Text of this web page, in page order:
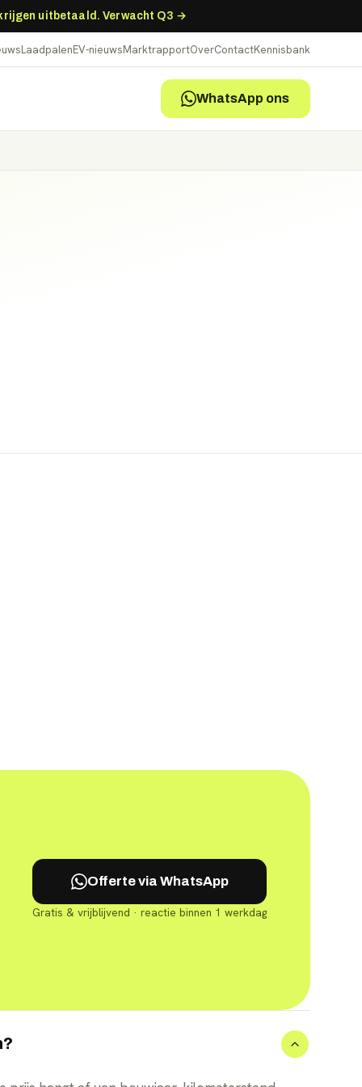
uitbetaald. Verwacht Q3 →
LaadpalenEV-nieuwsMarktrapportOverContactKennisbank
WhatsApp ons
Offerte via WhatsApp
Gratis & vrijblijvend · reactie binnen 1 werkdag